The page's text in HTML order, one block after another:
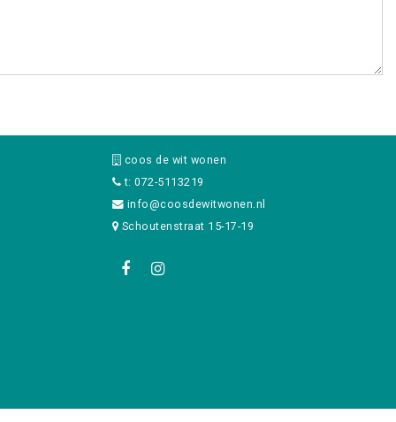
coos de wit wonen
t: 072-5113219
info@coosdewitwonen.nl
Schoutenstraat 15-17-19